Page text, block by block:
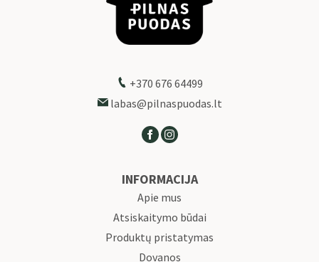
+370 676 64499
labas@pilnaspuodas.lt
INFORMACIJA
Apie mus
Atsiskaitymo būdai
Produktų pristatymas
Dovanos